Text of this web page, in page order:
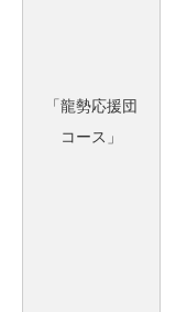
「龍勢応援団
コース」